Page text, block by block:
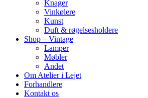
Knager
Vinkølere
Kunst
Duft & røgelsesholdere
Shop – Vintage
Lamper
Møbler
Andet
Om Atelier i Lejet
Forhandlere
Kontakt os